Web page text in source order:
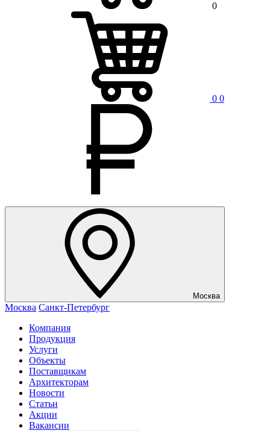
0
0 0
Москва
Москва Санкт-Петербург
Компания
Продукция
Услуги
Объекты
Поставщикам
Архитекторам
Новости
Статьи
Акции
Вакансии